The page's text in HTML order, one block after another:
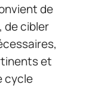
de
de cibler
et
cycle